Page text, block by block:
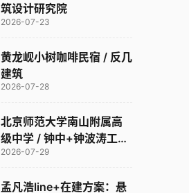
筑设计研究院
2026-07-23
黄龙岘小树咖啡民宿 / 反几
建筑
2026-07-28
北京师范大学南山附属高
级中学 / 钟中+钟波涛工作
室
2026-07-29
孟凡浩line+在建方案：悬